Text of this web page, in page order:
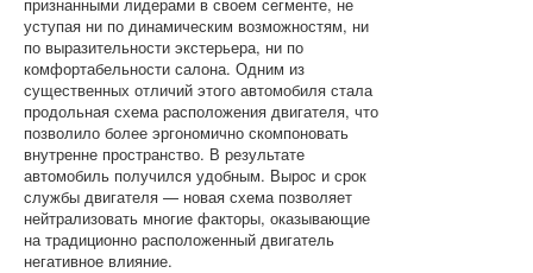
уступая ни по динамическим возможностям, ни
по выразительности экстерьера, ни по
комфортабельности салона. Одним из
существенных отличий этого автомобиля стала
продольная схема расположения двигателя, что
позволило более эргономично скомпоновать
внутренне пространство. В результате
автомобиль получился удобным. Вырос и срок
службы двигателя — новая схема позволяет
нейтрализовать многие факторы, оказывающие
на традиционно расположенный двигатель
негативное влияние.